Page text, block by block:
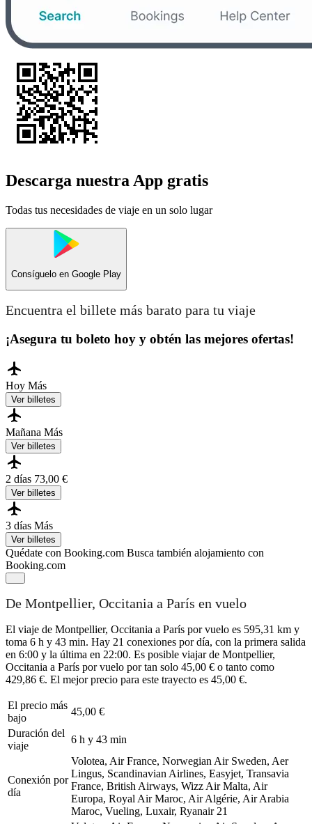
Descarga nuestra App gratis
Todas tus necesidades de viaje en un solo lugar
Consíguelo en Google Play
Encuentra el billete más barato para tu viaje
¡Asegura tu boleto hoy y obtén las mejores ofertas!
Hoy Más
Ver billetes
Mañana Más
Ver billetes
2 días 73,00 €
Ver billetes
3 días Más
Ver billetes
Quédate con Booking.com Busca también alojamiento con
Booking.com
De Montpellier, Occitania a París en vuelo
El viaje de Montpellier, Occitania a París por vuelo es 595,31 km y
toma 6 h y 43 min. Hay 21 conexiones por día, con la primera salida
en 6:00 y la última en 22:00. Es posible viajar de Montpellier,
Occitania a París por vuelo por tan solo 45,00 € o tanto como
429,86 €. El mejor precio para este trayecto es 45,00 €.
El precio más
bajo
45,00 €
Duración del
viaje
6 h y 43 min
Conexión por
día
Volotea, Air France, Norwegian Air Sweden, Aer
Lingus, Scandinavian Airlines, Easyjet, Transavia
France, British Airways, Wizz Air Malta, Air
Europa, Royal Air Maroc, Air Algérie, Air Arabia
Maroc, Vueling, Luxair, Ryanair 21